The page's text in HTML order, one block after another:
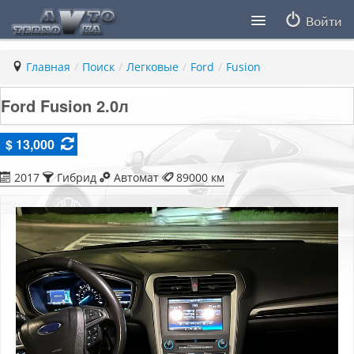
Войти
Статьи
ПДД ПМР
Главная / Поиск / Легковые / Ford / Fusion
Ford Fusion 2.0л
$ 13,000
2017 Гибрид Автомат 89000 км